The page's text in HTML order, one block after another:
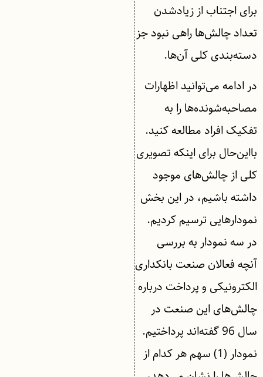
برای اجتناب از زیادشدن
تعداد چالش‌ها راهی نبود جز
دسته‌بندی کلی آن‌ها.
در ادامه می‌توانید اظهارات
مصاحبه‌شونده‌ها را به
تفکیک افراد مطالعه کنید.
بااین‌حال برای اینکه تصویری
کلی از چالش‌های موجود
داشته باشیم، در این بخش
نمودارهایی ترسیم کردیم.
در سه نمودار به بررسی
آنچه فعالان صنعت بانکداری
الکترونیکی و پرداخت درباره
چالش‌های این صنعت در
سال 96 گفته‌اند پرداختیم.
نمودار (1) سهم هر کدام از